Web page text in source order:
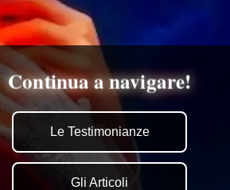
Continua a navigare!
Le Testimonianze
Gli Articoli